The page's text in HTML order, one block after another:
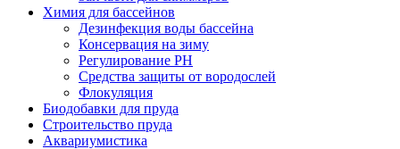
Химия для бассейнов
Дезинфекция воды бассейна
Консервация на зиму
Регулирование PH
Средства защиты от вородослей
Флокуляция
Биодобавки для пруда
Строительство пруда
Аквариумистика